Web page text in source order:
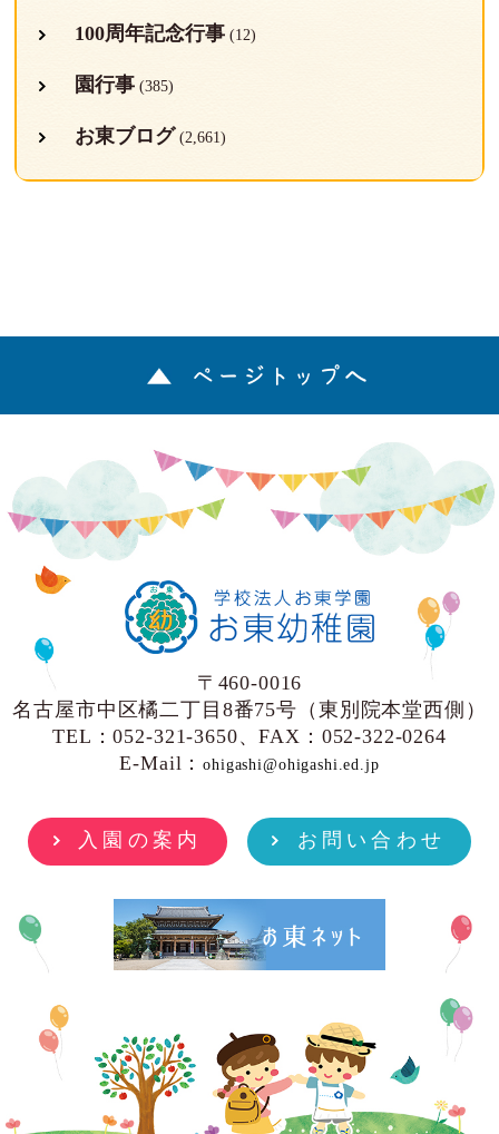
100周年記念行事(12)
園行事(385)
お東ブログ (2,661)
ページトップへ
〒460-0016
名古屋市中区橘二丁目8番75号（東別院本堂西側）
TEL：052-321-3650、FAX：052-322-0264
E-Mail：ohigashi@ohigashi.ed.jp
入園の案内 お問い合わせ